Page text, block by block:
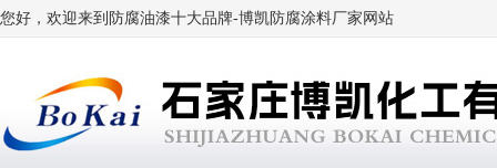
您好，欢迎来到 防腐油漆十大品牌-博凯防腐涂料厂家网站